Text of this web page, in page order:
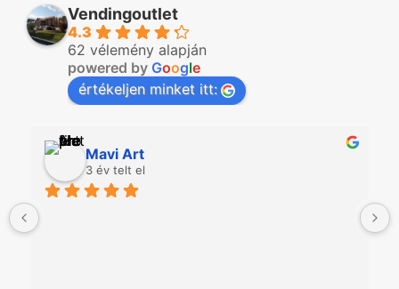
Vendingoutlet
4.3
62 vélemény alapján
powered by Google
értékeljen minket itt:
Mavi Art
3 év telt el